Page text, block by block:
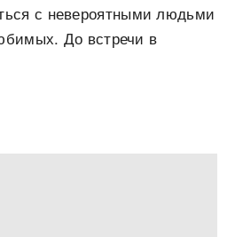
с невероятными людьми
До встречи в